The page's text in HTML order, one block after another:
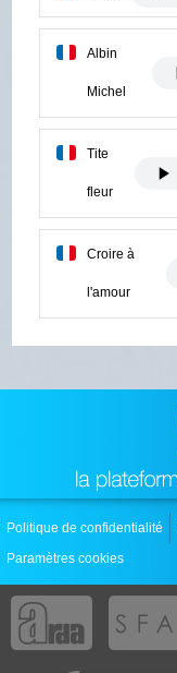
Albin
Michel
Tite
fleur
Croire à
l'amour
Politique de confidentialité
Paramètres cookies